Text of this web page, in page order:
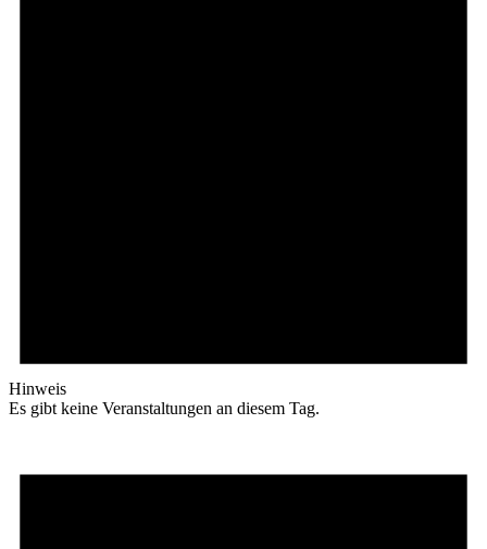
Hinweis
Es gibt keine Veranstaltungen an diesem Tag.